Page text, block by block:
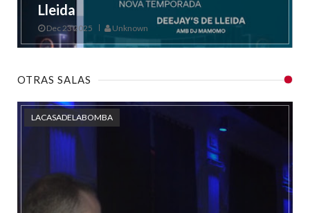
Lleida
Dec 23 2025 Unknown
OTRAS SALAS
LACASADELABOMBA